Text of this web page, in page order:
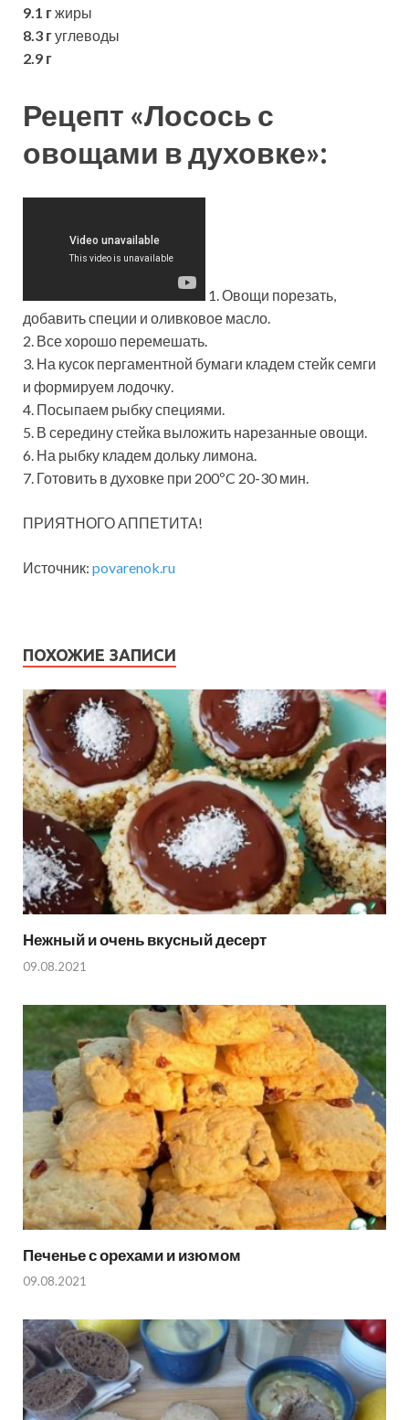
9.1 гжиры
8.3 гуглеводы
2.9 г
Рецепт «Лосось с
овощами в духовке»:
1. Овощи порезать,
добавить специи и оливковое масло.
2. Все хорошо перемешать.
3. На кусок пергаментной бумаги кладем стейк семги
и формируем лодочку.
4. Посыпаем рыбку специями.
5. В середину стейка выложить нарезанные овощи.
6. На рыбку кладем дольку лимона.
7. Готовить в духовке при 200ºC 20-30 мин.
ПРИЯТНОГО АППЕТИТА!
Источник: povarenok.ru
ПОХОЖИЕ ЗАПИСИ
Нежный и очень вкусный десерт
09.08.2021
Печенье с орехами и изюмом
09.08.2021